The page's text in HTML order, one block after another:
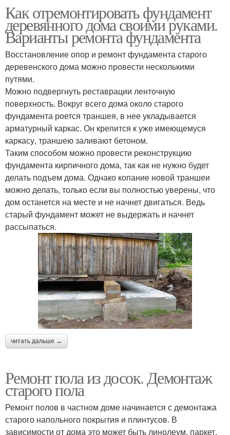
Как отремонтировать фундамент
деревянного дома своими руками.
Варианты ремонта фундамента
Восстановление опор и ремонт фундамента старого
деревенского дома можно провести несколькими
путями.
Можно подвергнуть реставрации ленточную
поверхность. Вокруг всего дома около старого
фундамента роется траншея, в нее укладывается
арматурный каркас. Он крепится к уже имеющемуся
каркасу, траншею заливают бетоном.
Таким способом можно провести реконструкцию
фундамента кирпичного дома, так как не нужно будет
делать подъем дома. Однако копание новой траншеи
можно делать, только если вы полностью уверены, что
дом останется на месте и не начнет двигаться. Ведь
старый фундамент может не выдержать и начнет
рассыпаться.
читать дальше →
Ремонт пола из досок. Демонтаж
старого пола
Ремонт полов в частном доме начинается с демонтажа
старого напольного покрытия и плинтусов. В
зависимости от дома это может быть линолеум, паркет,